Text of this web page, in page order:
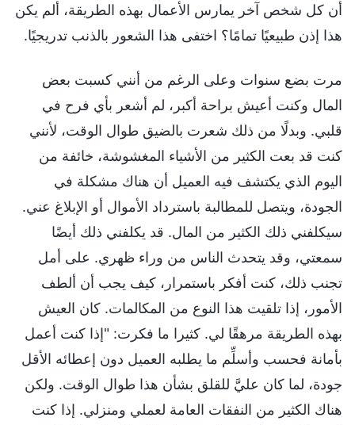
أن كل شخص آخر يمارس الأعمال بهذه الطريقة، ألم يكن
هذا إذن طبيعيًا تمامًا؟ اختفى هذا الشعور بالذنب تدريجيًا.
مرت بضع سنوات وعلى الرغم من أنني كسبت بعض
المال وكنت أعيش براحة أكبر، لم أشعر بأي فرح في
قلبي. وبدلًا من ذلك شعرت بالضيق طوال الوقت، لأنني
كنت قد بعت الكثير من الأشياء المغشوشة، خائفة من
اليوم الذي يكتشف فيه العميل أن هناك مشكلة في
الجودة، ويتصل للمطالبة باسترداد الأموال أو الإبلاغ عني.
سيكلفني ذلك الكثير من المال. قد يكلفني ذلك أيضًا
سمعتي، وقد يتحدث الناس من وراء ظهري. على أمل
تجنب ذلك، كنت أفكر باستمرار، كيف يجب أن ألطف
الأمور، إذا تلقيت هذا النوع من المكالمات. كان العيش
بهذه الطريقة مرهقًا لي. كثيرا ما فكرت: "إذا كنت أعمل
بأمانة فحسب وأسلِّم ما يطلبه العميل دون إعطائه الأقل
جودة، لما كان عليَّ للقلق بشأن هذا طوال الوقت. ولكن
هناك الكثير من النفقات العامة لعملي ومنزلي. إذا كنت